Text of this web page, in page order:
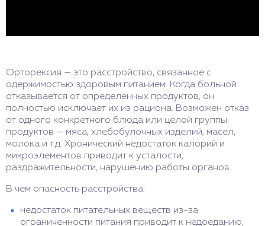
Орторексия — это расстройство, связанное с
одержимостью здоровым питанием. Когда больной
отказывается от определенных продуктов, он
полностью исключает их из рациона. Возможен отказ
от одного конкретного блюда или целой группы
продуктов — мяса, хлебобулочных изделий, масел,
молока и т.д. Хронический недостаток калорий и
микроэлементов приводит к усталости,
раздражительности, нарушению работы органов.
В чем опасность расстройства:
недостаток питательных веществ из-за
ограниченности питания приводит к недоеданию,